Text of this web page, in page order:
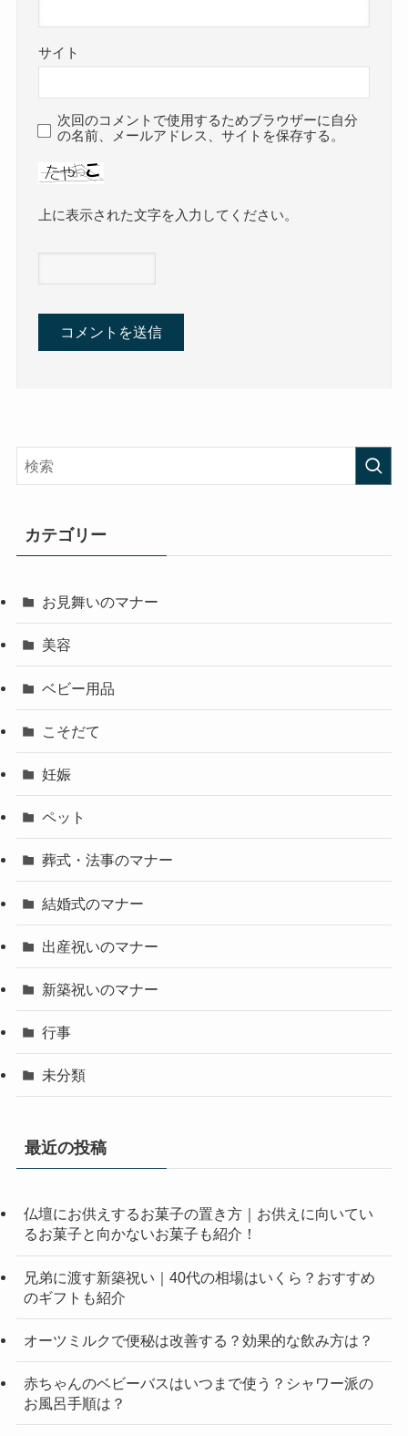
サイト
次回のコメントで使用するためブラウザーに自分
の名前、メールアドレス、サイトを保存する。
上に表示された文字を入力してください。
カテゴリー
お見舞いのマナー
美容
ベビー用品
こそだて
妊娠
ペット
葬式・法事のマナー
結婚式のマナー
出産祝いのマナー
新築祝いのマナー
行事
未分類
最近の投稿
仏壇にお供えするお菓子の置き方｜お供えに向いてい
るお菓子と向かないお菓子も紹介！
兄弟に渡す新築祝い｜40代の相場はいくら？おすすめ
のギフトも紹介
オーツミルクで便秘は改善する？効果的な飲み方は？
赤ちゃんのベビーバスはいつまで使う？シャワー派の
お風呂手順は？